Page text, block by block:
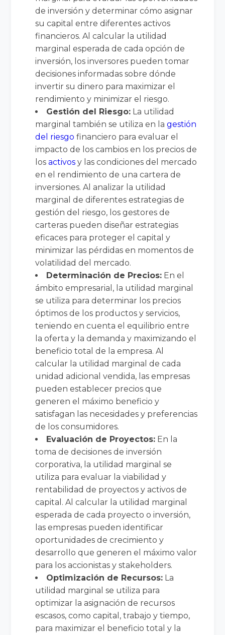
de inversión y determinar cómo asignar
su capital entre diferentes activos
financieros. Al calcular la utilidad
marginal esperada de cada opción de
inversión, los inversores pueden tomar
decisiones informadas sobre dónde
invertir su dinero para maximizar el
rendimiento y minimizar el riesgo.
Gestión del Riesgo: La utilidad
marginal también se utiliza en lagestión
del riesgo financiero para evaluar el
impacto de los cambios en los precios de
losactivos y las condiciones del mercado
en el rendimiento de una cartera de
inversiones. Al analizar la utilidad
marginal de diferentes estrategias de
gestión del riesgo, los gestores de
carteras pueden diseñar estrategias
eficaces para proteger el capital y
minimizar las pérdidas en momentos de
volatilidad del mercado.
Determinación de Precios: En el
ámbito empresarial, la utilidad marginal
se utiliza para determinar los precios
óptimos de los productos y servicios,
teniendo en cuenta el equilibrio entre
la oferta y la demanda y maximizando el
beneficio total de la empresa. Al
calcular la utilidad marginal de cada
unidad adicional vendida, las empresas
pueden establecer precios que
generen el máximo beneficio y
satisfagan las necesidades y preferencias
de los consumidores.
Evaluación de Proyectos: En la
toma de decisiones de inversión
corporativa, la utilidad marginal se
utiliza para evaluar la viabilidad y
rentabilidad de proyectos y activos de
capital. Al calcular la utilidad marginal
esperada de cada proyecto o inversión,
las empresas pueden identificar
oportunidades de crecimiento y
desarrollo que generen el máximo valor
para los accionistas y stakeholders.
Optimización de Recursos: La
utilidad marginal se utiliza para
optimizar la asignación de recursos
escasos, como capital, trabajo y tiempo,
para maximizar el beneficio total y la